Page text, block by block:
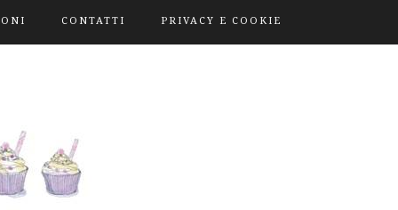
CONTATTI PRIVACY E COOKIE